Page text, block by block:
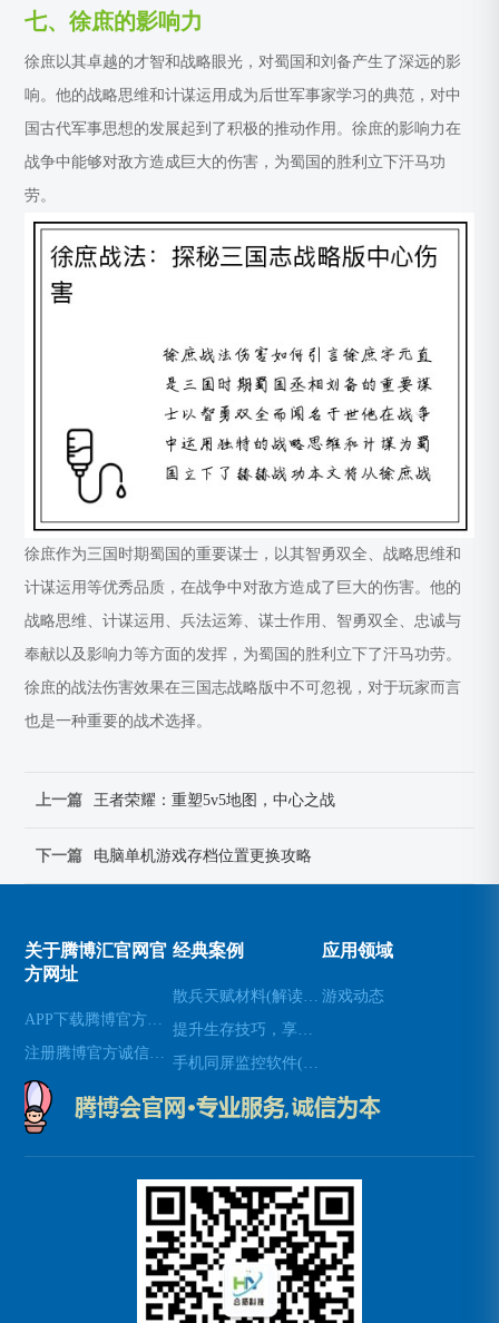
七、徐庶的影响力
徐庶以其卓越的才智和战略眼光，对蜀国和刘备产生了深远的影
响。他的战略思维和计谋运用成为后世军事家学习的典范，对中
国古代军事思想的发展起到了积极的推动作用。徐庶的影响力在
战争中能够对敌方造成巨大的伤害，为蜀国的胜利立下汗马功
劳。
徐庶作为三国时期蜀国的重要谋士，以其智勇双全、战略思维和
计谋运用等优秀品质，在战争中对敌方造成了巨大的伤害。他的
战略思维、计谋运用、兵法运筹、谋士作用、智勇双全、忠诚与
奉献以及影响力等方面的发挥，为蜀国的胜利立下了汗马功劳。
徐庶的战法伤害效果在三国志战略版中不可忽视，对于玩家而言
也是一种重要的战术选择。
上一篇 王者荣耀：重塑5v5地图，中心之战
下一篇 电脑单机游戏存档位置更换攻略
关于腾博汇官网官
方网址
经典案例 应用领域
游戏动态